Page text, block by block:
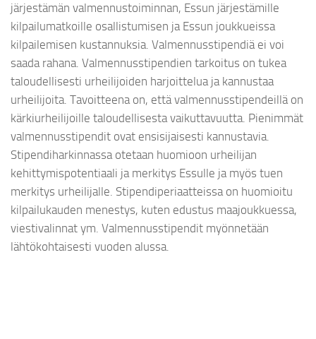
järjestämän valmennustoiminnan, Essun järjestämille
kilpailumatkoille osallistumisen ja Essun joukkueissa
kilpailemisen kustannuksia. Valmennusstipendiä ei voi
saada rahana. Valmennusstipendien tarkoitus on tukea
taloudellisesti urheilijoiden harjoittelua ja kannustaa
urheilijoita. Tavoitteena on, että valmennusstipendeillä on
kärkiurheilijoille taloudellisesta vaikuttavuutta. Pienimmät
valmennusstipendit ovat ensisijaisesti kannustavia.
Stipendiharkinnassa otetaan huomioon urheilijan
kehittymispotentiaali ja merkitys Essulle ja myös tuen
merkitys urheilijalle. Stipendiperiaatteissa on huomioitu
kilpailukauden menestys, kuten edustus maajoukkuessa,
viestivalinnat ym. Valmennusstipendit myönnetään
lähtökohtaisesti vuoden alussa.